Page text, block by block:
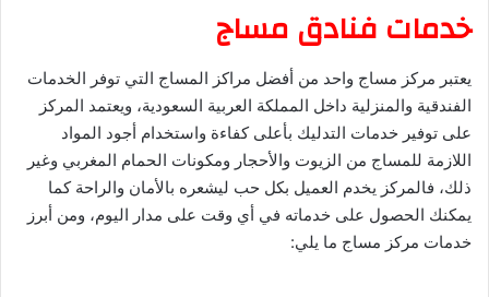
خدمات فنادق مساج
يعتبر مركز مساج واحد من أفضل مراكز المساج التي توفر الخدمات
الفندقية والمنزلية داخل المملكة العربية السعودية، ويعتمد المركز
على توفير خدمات التدليك بأعلى كفاءة واستخدام أجود المواد
اللازمة للمساج من الزيوت والأحجار ومكونات الحمام المغربي وغير
ذلك، فالمركز يخدم العميل بكل حب ليشعره بالأمان والراحة كما
يمكنك الحصول على خدماته في أي وقت على مدار اليوم، ومن أبرز
خدمات مركز مساج ما يلي: